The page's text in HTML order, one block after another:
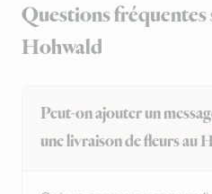
Questions fréquentes
Hohwald
Peut-on ajouter un
une livraison de fleurs au